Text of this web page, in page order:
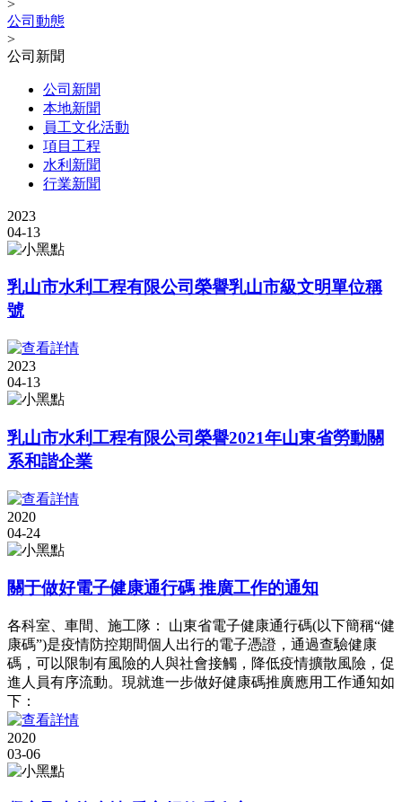
>
公司動態
>
公司新聞
公司新聞
本地新聞
員工文化活動
項目工程
水利新聞
行業新聞
2023
04-13
乳山市水利工程有限公司榮譽乳山市級文明單位稱
號
2023
04-13
乳山市水利工程有限公司榮譽2021年山東省勞動關
系和諧企業
2020
04-24
關于做好電子健康通行碼 推廣工作的通知
各科室、車間、施工隊： 山東省電子健康通行碼(以下簡稱“健
康碼”)是疫情防控期間個人出行的電子憑證，通過查驗健康
碼，可以限制有風險的人與社會接觸，降低疫情擴散風險，促
進人員有序流動。現就進一步做好健康碼推廣應用工作通知如
下：
2020
03-06